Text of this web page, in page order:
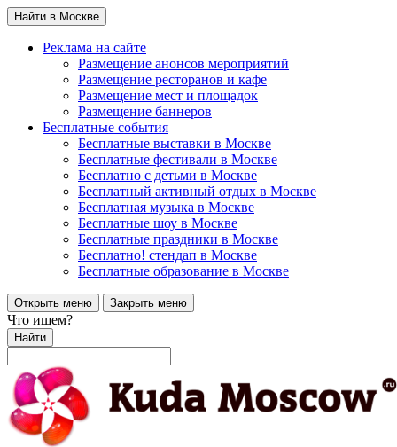
Найти в Москве
Реклама на сайте
Размещение анонсов мероприятий
Размещение ресторанов и кафе
Размещение мест и площадок
Размещение баннеров
Бесплатные события
Бесплатные выставки в Москве
Бесплатные фестивали в Москве
Бесплатно с детьми в Москве
Бесплатный активный отдых в Москве
Бесплатная музыка в Москве
Бесплатные шоу в Москве
Бесплатные праздники в Москве
Бесплатно! стендап в Москве
Бесплатные образование в Москве
Открыть меню Закрыть меню
Что ищем?
Найти